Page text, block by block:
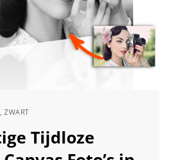
, ZWART
Tijdloze